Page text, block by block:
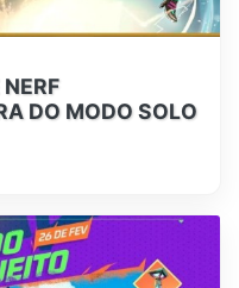
DO MODO SOLO